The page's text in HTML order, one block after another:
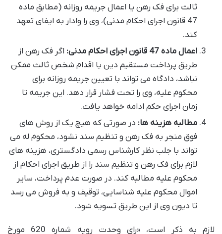
ثالث برای فک رهن یا اعمال جریمه روزانه (مطابق ماده
47 قانون اجرای احکام مدنی)، وی را وادار به ایفای تعهد
کند.
اعمال ماده 47 قانون اجرای احکام مدنی:
اگر فک رهن از
طریق پرداخت مستقیم دین یا اقدام شخص ثالث ممکن
نباشد، دادگاه می تواند با تعیین جریمه روزانه برای
محکوم علیه، وی را تحت فشار قرار دهد. این جریمه تا
زمان اجرای حکم ادامه خواهد یافت.
مطالبه هزینه ها: در صورتی که هیچ یک از روش های
فوق منجر به فک رهن و تنظیم سند نشود، محکوم له می
تواند با جلب نظر کارشناس رسمی دادگستری، هزینه های
لازم برای فک رهن و تنظیم سند را از طریق اجرای احکام از
محکوم علیه مطالبه کند. در صورت عدم پرداخت، سایر
اموال محکوم علیه شناسایی، توقیف و به فروش می رسد
تا دیون وی از این طریق تسویه شود.
لازم به ذکر است، «رای وحدت رویه شماره 620 مورخ